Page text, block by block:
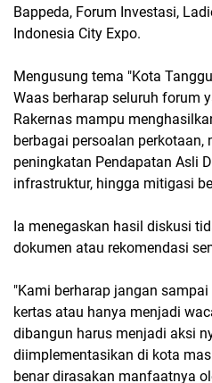
Bappeda, Forum Investasi,
Indonesia City Expo.
Mengusung tema "Kota
Waas berharap seluruh forum
Rakernas mampu
berbagai persoalan
peningkatan Pendapatan Asli
infrastruktur, hingga mitigasi
Ia menegaskan hasil diskusi
dokumen atau rekomendasi
"Kami berharap jangan
kertas atau hanya menjadi
dibangun harus menjadi aksi
diimplementasikan di kota
benar dirasakan manfaatnya